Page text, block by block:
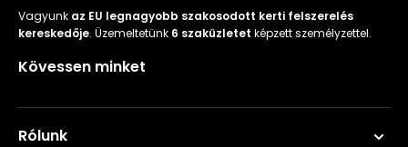
Vagyunk az EU legnagyobb szakosodott kerti felszerelés
kereskedője. Üzemeltetünk 6 szaküzletet képzett személyzettel.
Kövessen minket
Rólunk